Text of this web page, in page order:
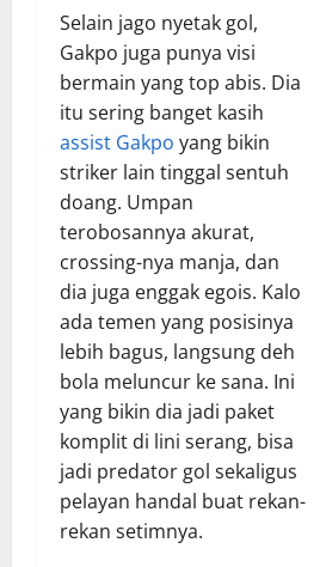
Selain jago nyetak gol,
Gakpo juga punya visi
bermain yang top abis. Dia
itu sering banget kasih
assist Gakpo yang bikin
striker lain tinggal sentuh
doang. Umpan
terobosannya akurat,
crossing-nya manja, dan
dia juga enggak egois. Kalo
ada temen yang posisinya
lebih bagus, langsung deh
bola meluncur ke sana. Ini
yang bikin dia jadi paket
komplit di lini serang, bisa
jadi predator gol sekaligus
pelayan handal buat rekan-
rekan setimnya.